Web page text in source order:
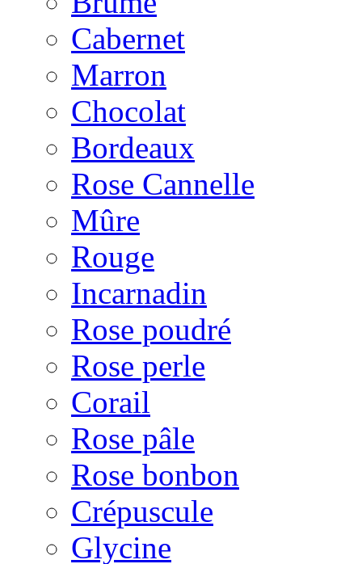
Cabernet
Marron
Chocolat
Bordeaux
Rose Cannelle
Mûre
Rouge
Incarnadin
Rose poudré
Rose perle
Corail
Rose pâle
Rose bonbon
Crépuscule
Glycine